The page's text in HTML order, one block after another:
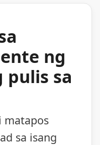
ng
pulis sa
matapos
sa isang